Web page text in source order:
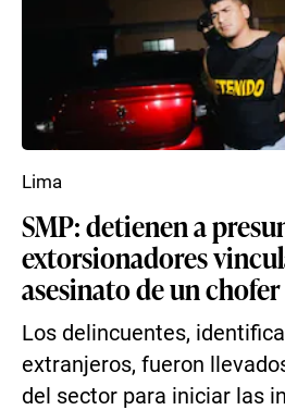
SMP: detienen a
extorsionadores
asesinato de un
Los delincuentes,
extranjeros, fueron
del sector para iniciar las
Lima